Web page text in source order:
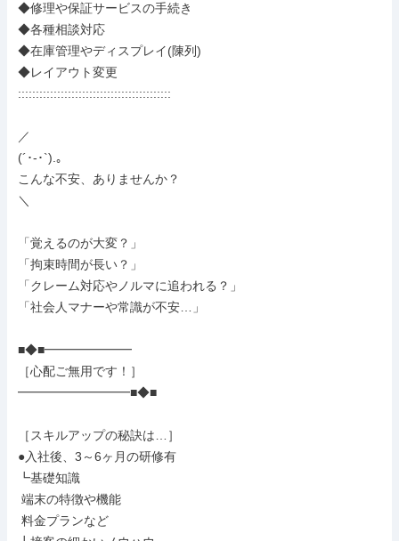
◆修理や保証サービスの手続き
◆各種相談対応
◆在庫管理やディスプレイ(陳列)
◆レイアウト変更
:::::::::::::::::::::::::::::::::::::::::::
／
(´･-･`).｡
こんな不安、ありませんか？
＼
「覚えるのが大変？」
「拘束時間が長い？」
「クレーム対応やノルマに追われる？」
「社会人マナーや常識が不安…」
■◆■━━━━━━━
［心配ご無用です！］
━━━━━━━━━■◆■
［スキルアップの秘訣は…］
●入社後、3～6ヶ月の研修有
┗基礎知識